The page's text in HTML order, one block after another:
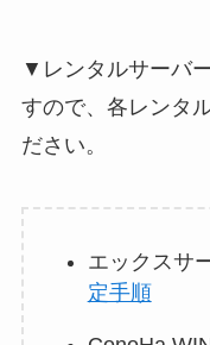
▼レンタルサーバ
すので、各レンタ
ださい。
エックスサ
定手順